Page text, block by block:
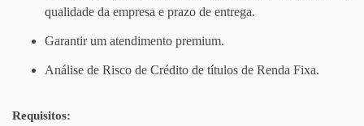
qualidade da empresa e prazo de entrega.
Garantir um atendimento premium.
Análise de Risco de Crédito de títulos de Renda Fixa.
Requisitos: